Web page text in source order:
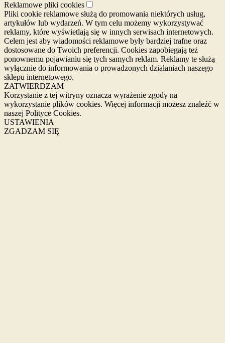
Reklamowe pliki cookies
Pliki cookie reklamowe służą do promowania niektórych usług,
artykułów lub wydarzeń. W tym celu możemy wykorzystywać
reklamy, które wyświetlają się w innych serwisach internetowych.
Celem jest aby wiadomości reklamowe były bardziej trafne oraz
dostosowane do Twoich preferencji. Cookies zapobiegają też
ponownemu pojawianiu się tych samych reklam. Reklamy te służą
wyłącznie do informowania o prowadzonych działaniach naszego
sklepu internetowego.
ZATWIERDZAM
Korzystanie z tej witryny oznacza wyrażenie zgody na
wykorzystanie plików cookies. Więcej informacji możesz znaleźć w
naszej Polityce Cookies.
USTAWIENIA
ZGADZAM SIĘ